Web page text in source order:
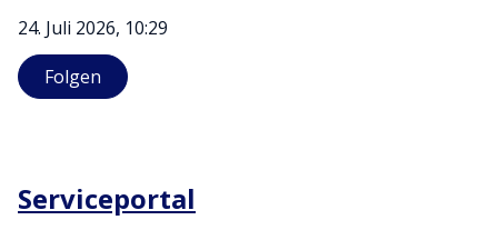
24. Juli 2026, 10:29
Folgen
Serviceportal